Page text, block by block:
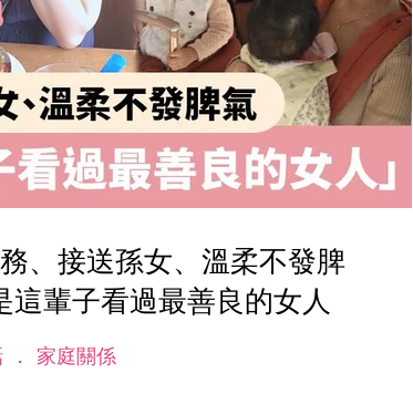
、接送孫女、溫柔不發脾
輩子看過最善良的女人
家庭關係